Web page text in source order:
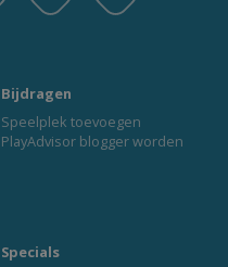
Bijdragen
Speelplek toevoegen
PlayAdvisor blogger worden
Specials